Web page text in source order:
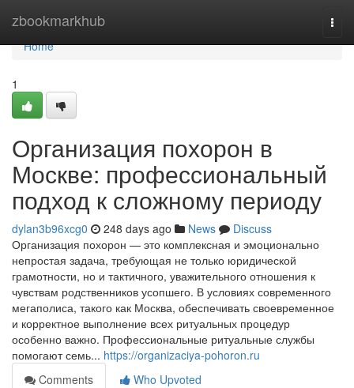
zbookmarkhub
Home
Home
1
Организация похорон в
Москве: профессиональный
подход к сложному периоду
dylan3b96xcg0 248 days ago News
Discuss
Организация похорон — это комплексная и эмоционально
непростая задача, требующая не только юридической
грамотности, но и тактичного, уважительного отношения к
чувствам родственников усопшего. В условиях современного
мегаполиса, такого как Москва, обеспечивать своевременное
и корректное выполнение всех ритуальных процедур
особенно важно. Профессиональные ритуальные службы
помогают семь... https://organizaciya-pohoron.ru
Comments
Who Upvoted